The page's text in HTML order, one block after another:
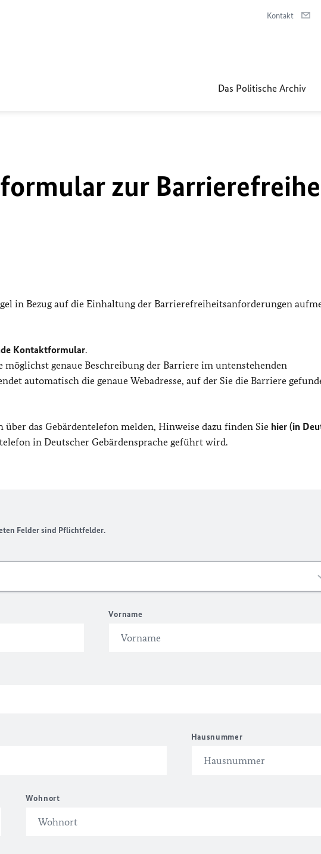
Kontakt
Das Politische Archiv
zur
in Bezug auf die Einhaltung der Barrierefreiheitsanforderungen
Kontaktformular.
möglichst genaue Beschreibung der Barriere im untenstehenden
automatisch die genaue Webadresse, auf der Sie die Barriere
über das Gebärdentelefon melden, Hinweise dazu finden Sie hier (in
in Deutscher Gebärdensprache geführt wird.
Felder sind Pflichtfelder.
Vorname
Hausnummer
Wohnort